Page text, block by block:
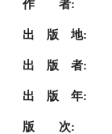
作 者:
出 版 地:
出 版 者:
出 版 年:
版 次: